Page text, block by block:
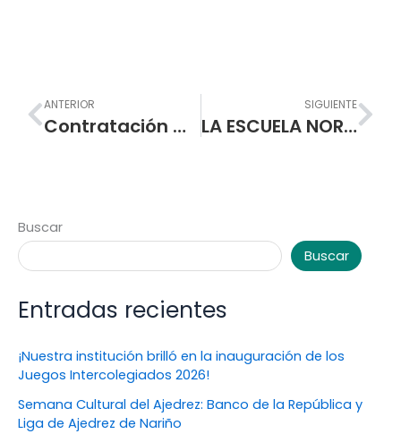
Prev
ANTERIOR
Contratación Mínima Cuantía – Muebles
SIGUIENTE
LA ESCUELA NORMAL SUPERIOR DE PASTO RECIBIO LA RENOVACION DEL CERTIFICADO DEL SISTEMA DE GESTION DE CALIDAD AVALADO POR ICONTEC.
Buscar
Buscar
Entradas recientes
¡Nuestra institución brilló en la inauguración de los
Juegos Intercolegiados 2026!
Semana Cultural del Ajedrez: Banco de la República y
Liga de Ajedrez de Nariño